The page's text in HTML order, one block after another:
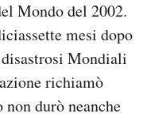
Mondo del 2002.
mesi dopo
Mondiali
richiamò
durò neanche